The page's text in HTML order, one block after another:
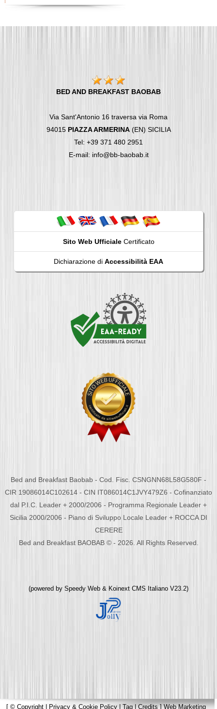
BED AND BREAKFAST BAOBAB
Via Sant'Antonio 16 traversa via Roma
94015 PIAZZA ARMERINA(EN) SICILIA
Tel: +39 371 480 2951
E-mail: info@bb-baobab.it
Sito Web UfficialeCertificato
Dichiarazione di Accessibilità EAA
Bed and Breakfast Baobab - Cod. Fisc. CSNGNN68L58G580F -
CIR 19086014C102614 - CIN IT086014C1JVY479Z6 - Cofinanziato
dal P.I.C. Leader + 2000/2006 - Programma Regionale Leader +
Sicilia 2000/2006 - Piano di Sviluppo Locale Leader + ROCCA DI
CERERE
Bed and Breakfast BAOBAB © - 2026. All Rights Reserved.
(powered by Speedy Web & Koinext CMS Italiano V23.2)
[ © Copyright Privacy & Cookie Policy Tag|Credits]Web Marketing